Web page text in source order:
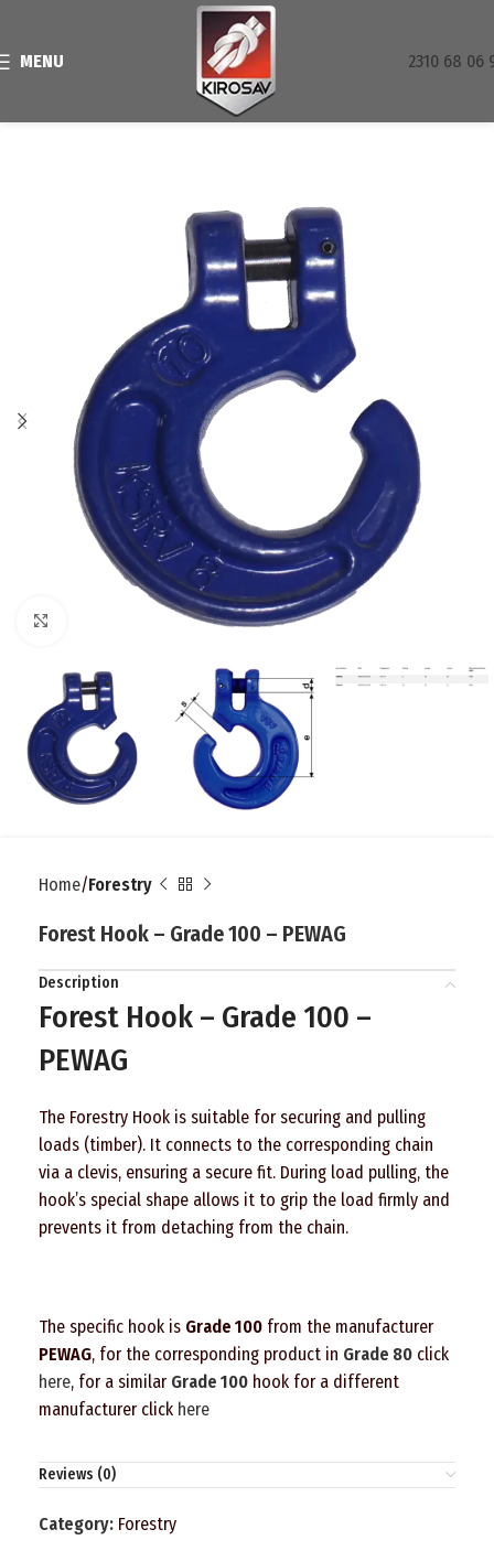
MENU 2310 68 06
Home Forestry
Forest Hook – Grade 100 – PEWAG
Description
Forest Hook – Grade 100 –
PEWAG
The Forestry Hook is suitable for securing and pulling
loads (timber). It connects to the corresponding chain
via a clevis, ensuring a secure fit. During load pulling, the
hook’s special shape allows it to grip the load firmly and
prevents it from detaching from the chain.
The specific hook is Grade 100 from the manufacturer
PEWAG, for the corresponding product in Grade 80 click
here, for a similar Grade 100 hook for a different
manufacturer click here
Reviews (0)
Category: Forestry